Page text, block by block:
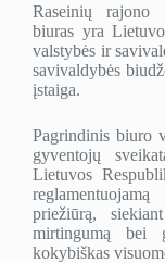
Raseinių rajono
biuras yra
valstybės ir
savivaldybės
įstaiga.
Pagrindinis biuro
gyventojų
Lietuvos
priežiūrą,
mirtingumą bei
kokybiškas